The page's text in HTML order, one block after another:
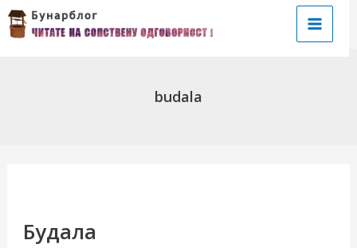
на
садржај
Main
budala
Будала